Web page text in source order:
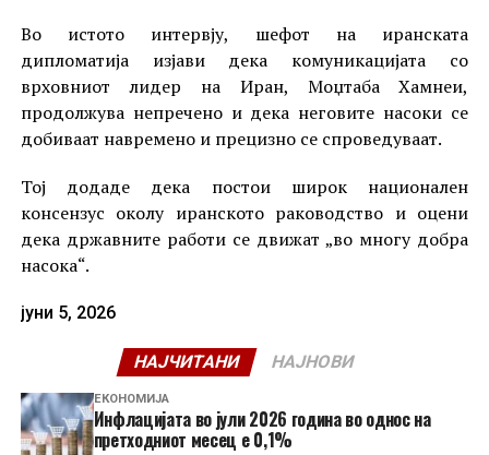
Во истото интервју, шефот на иранската
дипломатија изјави дека комуникацијата со
врховниот лидер на Иран, Моџтаба Хамнеи,
продолжува непречено и дека неговите насоки се
добиваат навремено и прецизно се спроведуваат.
Тој додаде дека постои широк национален
консензус околу иранското раководство и оцени
дека државните работи се движат „во многу добра
насока“.
јуни 5, 2026
НАЈЧИТАНИ НАЈНОВИ
ЕКОНОМИЈА
Инфлацијата во јули 2026 година во однос на
претходниот месец е 0,1%